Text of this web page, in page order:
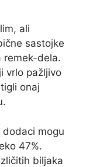
ali
sastojke
remek-dela.
vrlo pažljivo
onaj
mogu
47%.
biljaka